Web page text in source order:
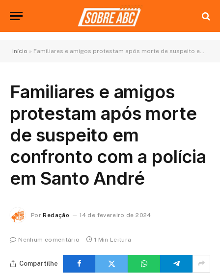
Início » Familiares e amigos protestam após morte de suspeito em confronto com a polícia em Santo André
Familiares e amigos
protestam após morte
de suspeito em
confronto com a polícia
em Santo André
Por Redação 14 de fevereiro de 2024
Nenhum comentário 1 Min Leitura
Compartilhe